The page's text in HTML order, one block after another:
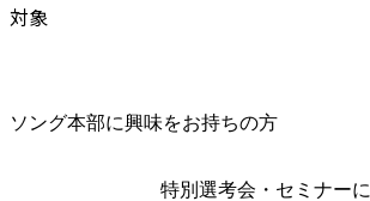
対象
ソング本部に興味をお持ちの方
特別選考会・セミナーに